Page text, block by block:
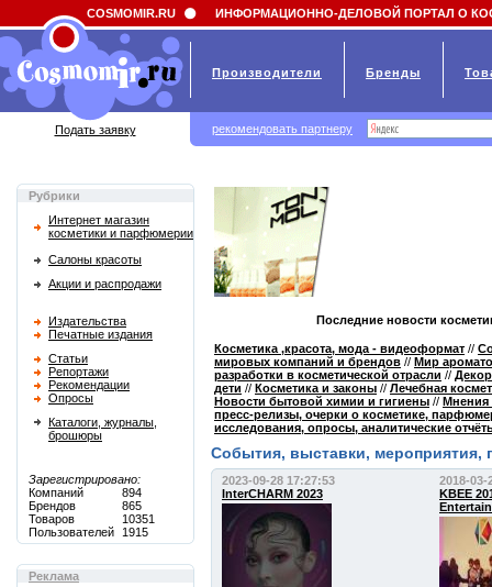
Field 'news_title' doesn't have a default value
Рубрики
Интернет магазин
косметики и парфюмерии
Салоны красоты
Акции и распродажи
Издательства
Печатные издания
Статьи
Репортажи
Рекомендации
Опросы
Каталоги, журналы,
брошюры
Зарегистрировано:
Компаний
894
Брендов
865
Товаров
10351
Пользователей
1915
Реклама
Последние новости
Косметика ,красота, мода - видеоформат //
мировых компаний и брендов // Мир
разработки в косметической отрасли //
дети // Косметика и законы // Лечебная
Новости бытовой химии и гигиены // Мнения
пресс-релизы, очерки о косметике,
исследования, опросы, аналитические
События, выставки, мероприятия,
2023-09-28 17:27:53
InterCHARM 2023
2018-03-
KBEE
COSMOMIR.RU ИНФОРМАЦИОННО-ДЕЛОВОЙ ПОРТАЛ О
Производители Бренды
Подать заявку рекомендовать партнеру